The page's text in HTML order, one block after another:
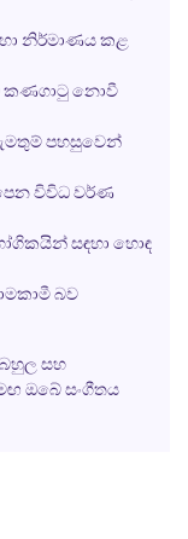
නිර්මාණය කළ
කණගාටු නොවී
පහසුවෙන්
විවිධ වර්ණ
සඳහා හොඳ
බව
සහ
ඔබේ සංගීතය